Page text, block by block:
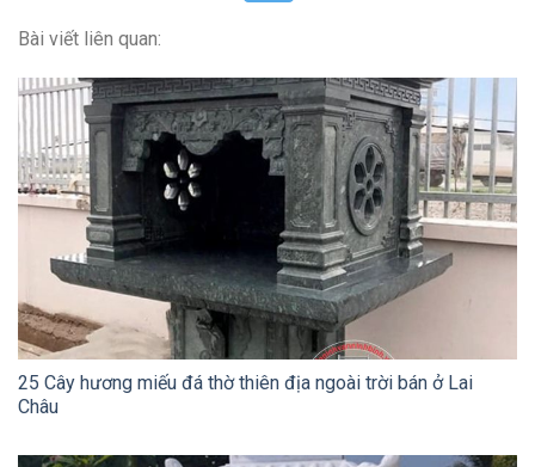
Bài viết liên quan:
25 Cây hương miếu đá thờ thiên địa ngoài trời bán ở Lai
Châu